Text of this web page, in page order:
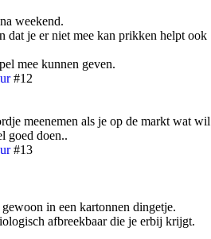
weekend.
dat je er niet mee kan prikken helpt ook
mee kunnen geven.
#12
meenemen als je op de markt wat wil
goed doen..
#13
in een kartonnen dingetje.
afbreekbaar die je erbij krijgt.